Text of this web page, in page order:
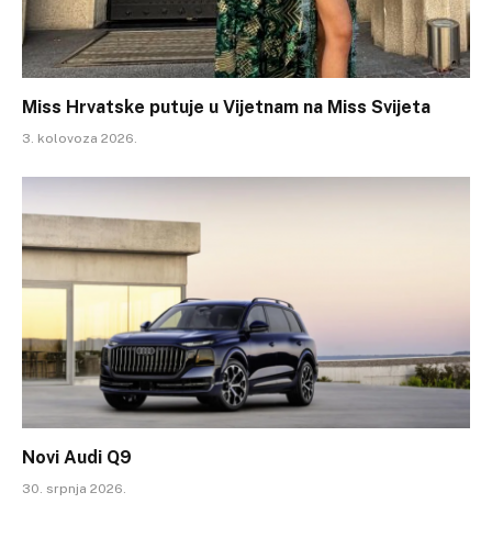
Miss Hrvatske putuje u Vijetnam na Miss Svijeta
3. kolovoza 2026.
Novi Audi Q9
30. srpnja 2026.